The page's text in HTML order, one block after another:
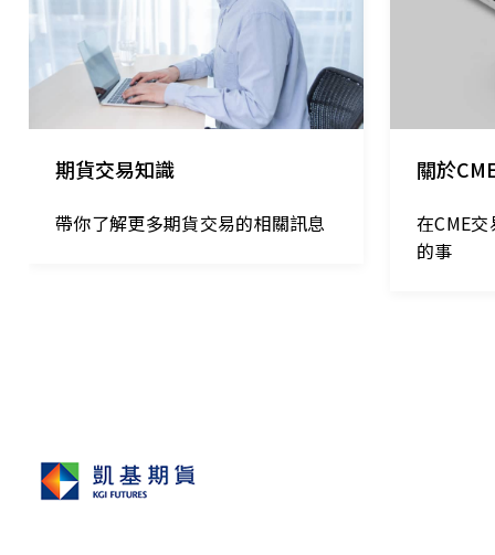
期貨交易知識
帶你了解更多期貨交易的相關訊息
關於
在CME
的事